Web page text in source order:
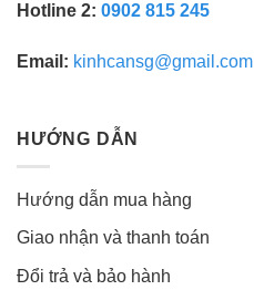
Hotline 2: 0902 815 245
Email: kinhcansg@gmail.com
HƯỚNG DẪN
Hướng dẫn mua hàng
Giao nhận và thanh toán
Đổi trả và bảo hành